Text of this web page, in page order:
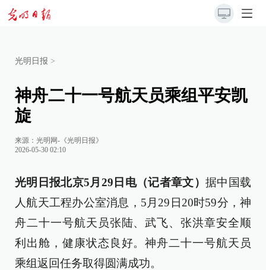
光明日报 >
神舟二十一号航天员乘组平安凯
旋
来源： 光明网-《光明日报》
2026-05-30 02:10
光明日报北京5月29日电（记者章文） 据中国载
人航天工程办公室消息，5月29日20时59分，神
舟二十一号航天员张陆、武飞、张洪章安全顺
利出舱，健康状态良好。神舟二十一号航天员
乘组返回任务取得圆满成功。